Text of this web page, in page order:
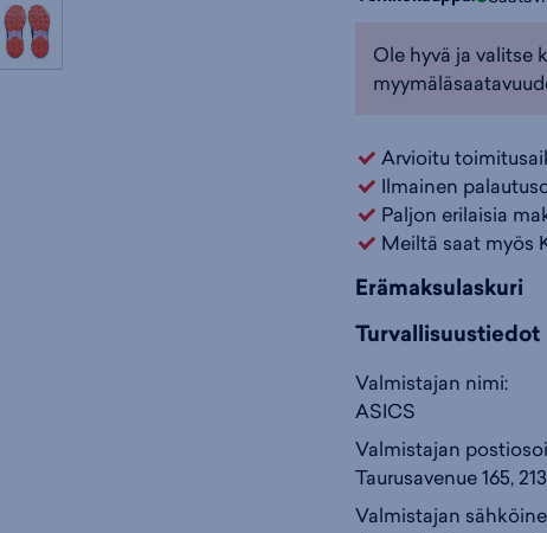
Ole hyvä ja valitse
Arvioitu
Ilmainen
Paljon erilaisia
Meiltä saat myös
Erämaksulaskuri
Turvallisuustiedot
Valmistajan nimi:
ASICS
Valmistajan
Taurusavenue 165,
Valmistajan